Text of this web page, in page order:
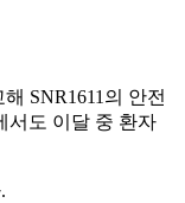
SNR1611의 안전
서도 이달 중 환자